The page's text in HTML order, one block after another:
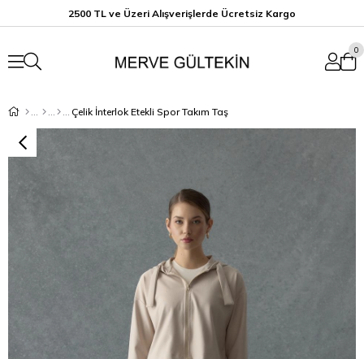
2500 TL ve Üzeri Alışverişlerde Ücretsiz Kargo
0
Çelik İnterlok Etekli Spor Takım Taş